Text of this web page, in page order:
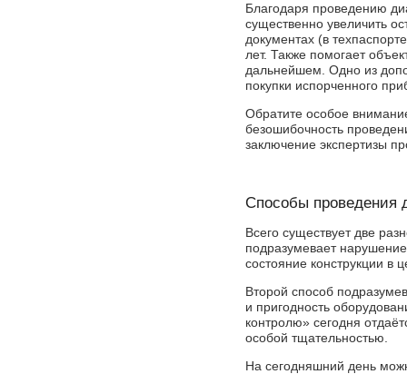
Благодаря проведению
существенно увеличить
документах (в
лет. Также помогает
дальнейшем. Одно из
покупки испорченного
Обратите особое
безошибочность
заключение экспертизы
Способы проведения
Всего существует две
подразумевает
состояние конструкции в
Второй способ
и пригодность
контролю» сегодня
особой тщательностью.
На сегодняшний день